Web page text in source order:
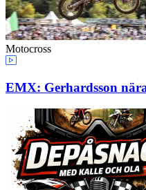
Motocross
EMX: Gerhardsson